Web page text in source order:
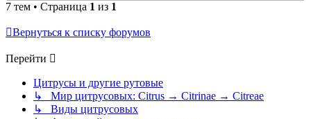
7 тем • Страница 1 из 1
Вернуться к списку форумов
Перейти
Цитрусы и другие рутовые
↳ Мир цитрусовых: Citrus → Citrinae → Citreae
↳ Виды цитрусовых